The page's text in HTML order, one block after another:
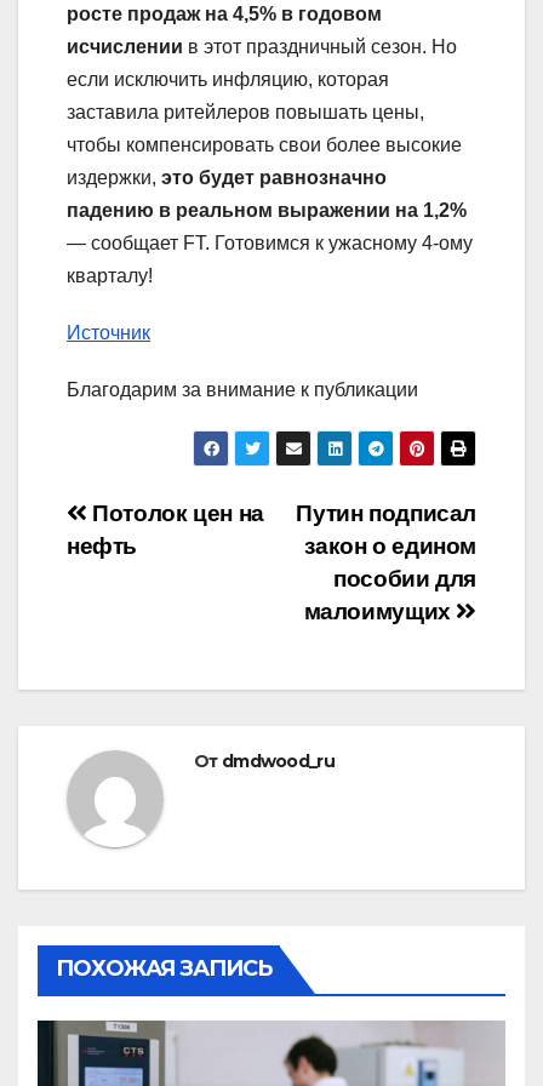
росте продаж на 4,5% в годовом
исчислении в этот праздничный сезон. Но
если исключить инфляцию, которая
заставила ритейлеров повышать цены,
чтобы компенсировать свои более высокие
издержки, это будет равнозначно
падению в реальном выражении на 1,2%
— сообщает FT. Готовимся к ужасному 4-ому
кварталу!
Источник
Благодарим за внимание к публикации
Навигация
по
Путин подписал
закон о едином
пособии для
малоимущих
Потолок цен на
нефть
От dmdwood_ru
ПОХОЖАЯ ЗАПИСЬ